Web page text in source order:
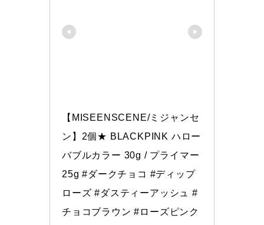
【MISEENSCENE/ミジャンセ
ン】2個★ BLACKPINK ハロー
バブルカラー 30g / プライマー
25g #ダークチョコ #ディップ
ローズ #ダスティーアッシュ #
チョコブラウン #ローズピンク